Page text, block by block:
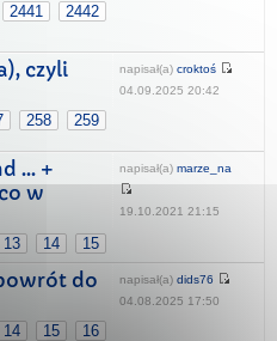
2441 2442
czyli
258 259
napisał(a) croktoś
04.09.2025 20:42
... +
w
13 14 15
napisał(a) marze_na
19.10.2021 21:15
do
14 15 16
napisał(a) dids76
04.08.2025 17:50